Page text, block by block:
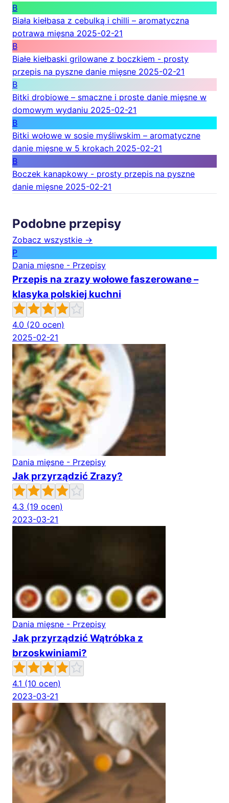
B
Biała kiełbasa z cebulką i chilli – aromatyczna
potrawa mięsna 2025-02-21
B
Białe kiełbaski grilowane z boczkiem - prosty
przepis na pyszne danie mięsne 2025-02-21
B
Bitki drobiowe – smaczne i proste danie mięsne w
domowym wydaniu 2025-02-21
B
Bitki wołowe w sosie myśliwskim – aromatyczne
danie mięsne w 5 krokach 2025-02-21
B
Boczek kanapkowy - prosty przepis na pyszne
danie mięsne 2025-02-21
Podobne przepisy
Zobacz wszystkie →
P
Dania mięsne - Przepisy
Przepis na zrazy wołowe faszerowane –
klasyka polskiej kuchni
4.0 (20 ocen)
2025-02-21
Dania mięsne - Przepisy
Jak przyrządzić Zrazy?
4.3 (19 ocen)
2023-03-21
Dania mięsne - Przepisy
Jak przyrządzić Wątróbka z
brzoskwiniami?
4.1 (10 ocen)
2023-03-21